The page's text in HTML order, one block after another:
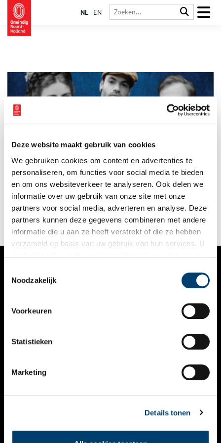
Deze website maakt gebruik van cookies
We gebruiken cookies om content en advertenties te
personaliseren, om functies voor social media te bieden
en om ons websiteverkeer te analyseren. Ook delen we
informatie over uw gebruik van onze site met onze
partners voor social media, adverteren en analyse. Deze
partners kunnen deze gegevens combineren met andere
informatie die u aan ze heeft verstrekt of die ze hebben
verzameld op basis van uw gebruik van hun services. U
Noodzakelijk
Voorkeuren
Statistieken
Marketing
Details tonen
NL EN
Op het eerste gezicht hebben Keizerin Sisi, Toon Hermans en
Alain Clark weinig gemeen. Wat ze wel gemeen hebben is hun
band met Zandvoort, zo blijkt uit de nieuwe tentoonstelling
‘Beroemd Zandvoort’ in het Zandvoorts Museum.
VERHALEN
KALENDER
THEMA’S
VIDEO’S
CONTACT